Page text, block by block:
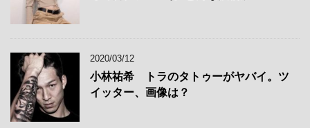
2020/03/12
小林祐希 トラのタトゥーがヤバイ。ツ
イッター、画像は？